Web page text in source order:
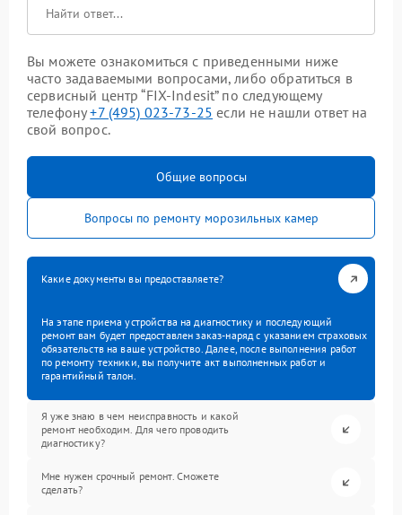
Вы можете ознакомиться с приведенными ниже
часто задаваемыми вопросами, либо обратиться в
сервисный центр “FIX-Indesit” по следующему
телефону+7 (495) 023-73-25 если не нашли ответ на
свой вопрос.
Общие вопросы
Вопросы по ремонту морозильных камер
Какие документы вы предоставляете?
На этапе приема устройства на диагностику и последующий
ремонт вам будет предоставлен заказ-наряд с указанием страховых
обязательств на ваше устройство. Далее, после выполнения работ
по ремонту техники, вы получите акт выполненных работ и
гарантийный талон.
Я уже знаю в чем неисправность и какой
ремонт необходим. Для чего проводить
диагностику?
Мне нужен срочный ремонт. Сможете
сделать?